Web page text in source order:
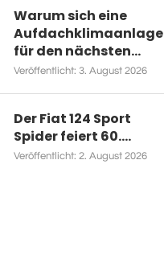
Warum sich eine
Aufdachklimaanlage
für den nächsten...
Veröffentlicht: 3. August 2026
Der Fiat 124 Sport
Spider feiert 60....
Veröffentlicht: 2. August 2026